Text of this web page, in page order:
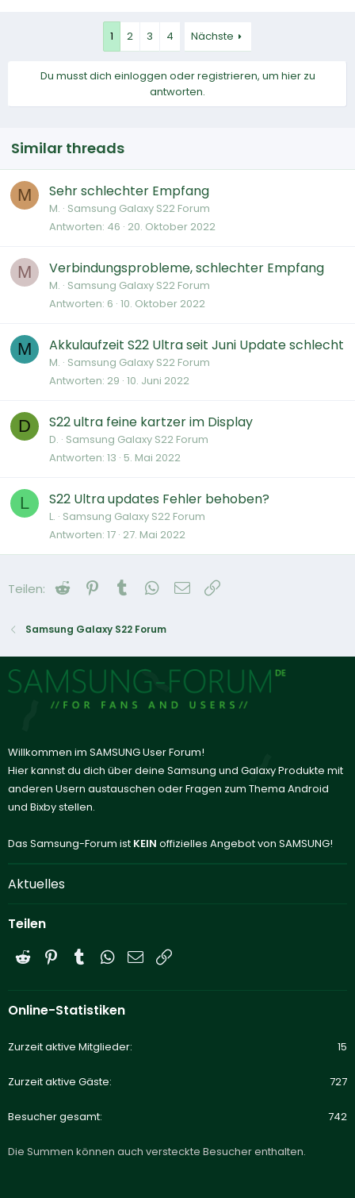
1 2 3 4 Nächste
Du musst dich einloggen oder registrieren, um hier zu
antworten.
Similar threads
M Sehr schlechter Empfang
M. Samsung Galaxy S22 Forum
Antworten 46 20. Oktober 2022
M Verbindungsprobleme, schlechter Empfang
M. Samsung Galaxy S22 Forum
Antworten 6 10. Oktober 2022
M Akkulaufzeit S22 Ultra seit Juni Update schlecht
M. Samsung Galaxy S22 Forum
Antworten 29 10. Juni 2022
D S22 ultra feine kartzer im Display
D. Samsung Galaxy S22 Forum
Antworten 13 5. Mai 2022
L S22 Ultra updates Fehler behoben?
L. Samsung Galaxy S22 Forum
Antworten 17 27. Mai 2022
Teilen: Reddit Pinterest
Tumblr WhatsApp
E-Mail
Samsung Galaxy S22 Forum
Willkommen im SAMSUNG User Forum!
Hier kannst du dich über deine Samsung und Galaxy Produkte mit
anderen Usern austauschen oder Fragen zum Thema Android
und Bixby stellen.
Das Samsung-Forum ist KEIN offizielles Angebot von SAMSUNG!
Aktuelles
Teilen
Reddit PinterestTumblrWhatsApp
E-Mail
Online-Statistiken
Zurzeit aktive Mitglieder 15
Zurzeit aktive Gäste 727
Besucher gesamt 742
Die Summen können auch versteckte Besucher enthalten.